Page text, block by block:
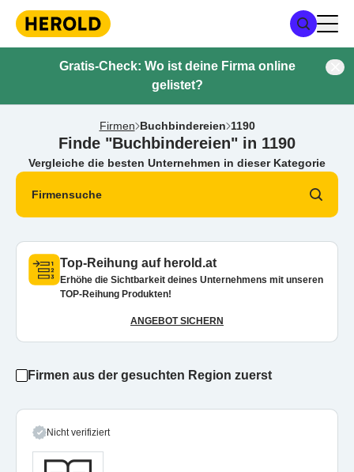
Gratis-Check: Wo ist deine Firma online
gelistet?
Firmen Buchbindereien 1190
Finde "Buchbindereien" in 1190
Vergleiche die besten Unternehmen in dieser Kategorie
Firmensuche
Top-Reihung auf herold.at
Erhöhe die Sichtbarkeit deines Unternehmens mit unseren
TOP-Reihung Produkten!
ANGEBOT SICHERN
Firmen aus der gesuchten Region zuerst
Nicht verifiziert